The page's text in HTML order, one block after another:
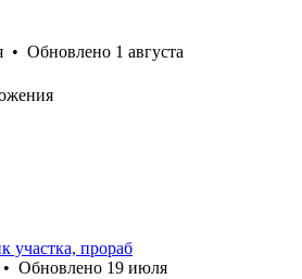
• Обновлено 1 августа
участка, прораб
• Обновлено 19 июля